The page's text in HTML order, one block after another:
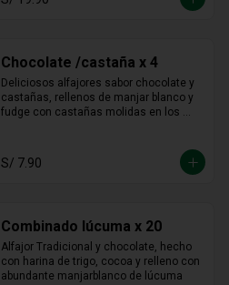
Chocolate /castaña x 4
Deliciosos alfajores sabor chocolate y
castañas, rellenos de manjar blanco y
fudge con castañas molidas en los
S/ 7.90
Combinado lúcuma x 20
Alfajor Tradicional y chocolate, hecho
con harina de trigo, cocoa y relleno con
abundante manjarblanco de lúcuma